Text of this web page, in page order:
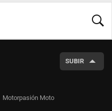
SUBIR
Motorpasión Moto